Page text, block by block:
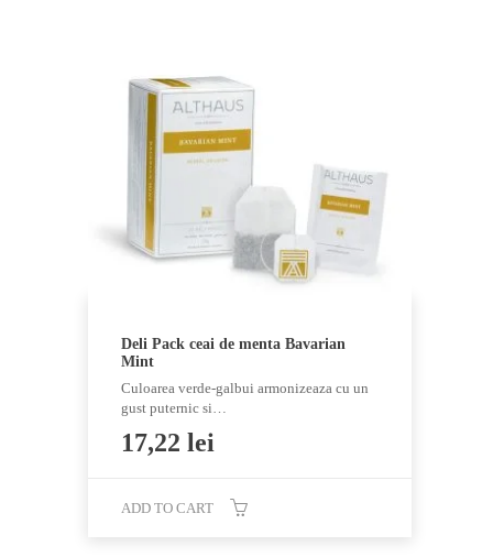
Deli Pack ceai de menta Bavarian
Mint
Culoarea verde-galbui armonizeaza cu un
gust puternic si…
17,22 lei
ADD TO CART